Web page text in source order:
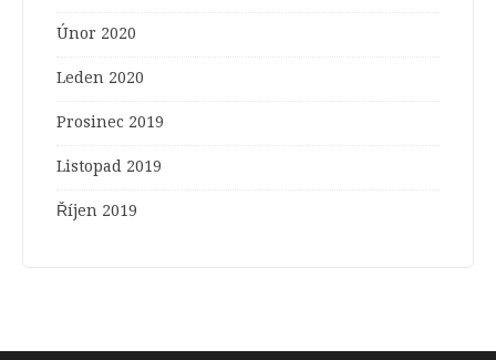
Únor 2020
Leden 2020
Prosinec 2019
Listopad 2019
Říjen 2019